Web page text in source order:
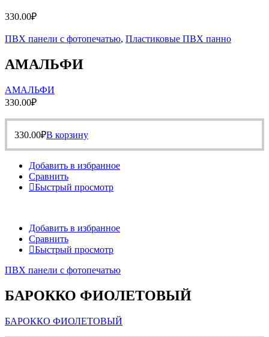
330.00₽
ПВХ панели с фотопечатью, Пластиковые ПВХ панно
АМАЛЬФИ
АМАЛЬФИ
330.00₽
330.00₽В корзину
Добавить в избранное
Сравнить
Быстрый просмотр
Добавить в избранное
Сравнить
Быстрый просмотр
ПВХ панели с фотопечатью
БАРОККО ФИОЛЕТОВЫЙ
БАРОККО ФИОЛЕТОВЫЙ